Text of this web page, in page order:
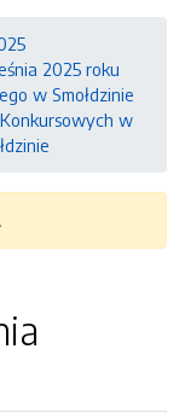
2025 roku
w Smołdzinie
w